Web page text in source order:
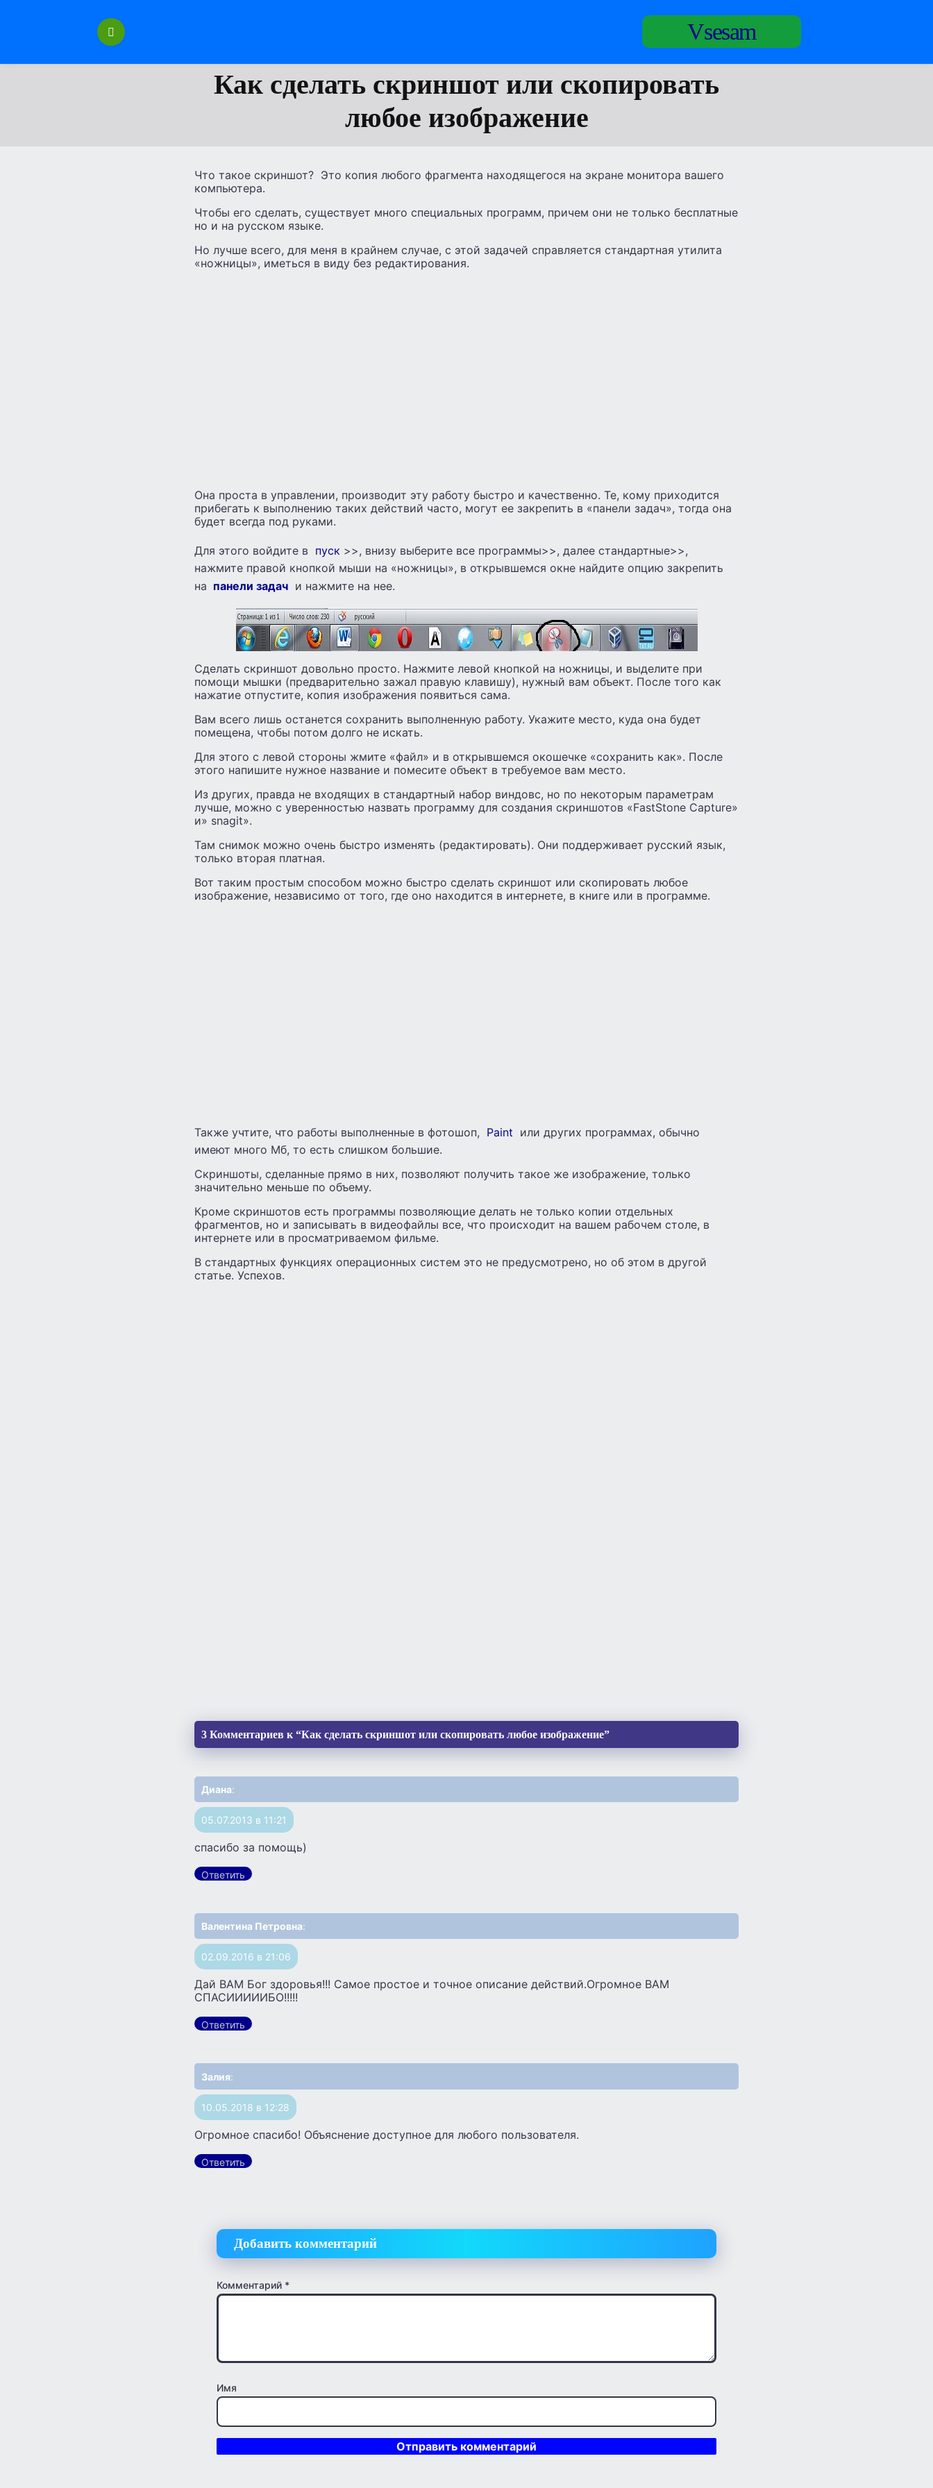
Vsesam
Как сделать скриншот или скопировать
любое изображение
Что такое скриншот? Это копия любого фрагмента находящегося на экране монитора вашего
компьютера.
Чтобы его сделать, существует много специальных программ, причем они не только бесплатные
но и на русском языке.
Но лучше всего, для меня в крайнем случае, с этой задачей справляется стандартная утилита
«ножницы», иметься в виду без редактирования.
Она проста в управлении, производит эту работу быстро и качественно. Те, кому приходится
прибегать к выполнению таких действий часто, могут ее закрепить в «панели задач», тогда она
будет всегда под руками.
Для этого войдите в пуск >>, внизу выберите все программы>>, далее стандартные>>,
нажмите правой кнопкой мыши на «ножницы», в открывшемся окне найдите опцию закрепить
на панели задач и нажмите на нее.
Сделать скриншот довольно просто. Нажмите левой кнопкой на ножницы, и выделите при
помощи мышки (предварительно зажал правую клавишу), нужный вам объект. После того как
нажатие отпустите, копия изображения появиться сама.
Вам всего лишь останется сохранить выполненную работу. Укажите место, куда она будет
помещена, чтобы потом долго не искать.
Для этого с левой стороны жмите «файл» и в открывшемся окошечке «сохранить как». После
этого напишите нужное название и помесите объект в требуемое вам место.
Из других, правда не входящих в стандартный набор виндовс, но по некоторым параметрам
лучше, можно с уверенностью назвать программу для создания скриншотов «FastStone Capture»
и» snagit».
Там снимок можно очень быстро изменять (редактировать). Они поддерживает русский язык,
только вторая платная.
Вот таким простым способом можно быстро сделать скриншот или скопировать любое
изображение, независимо от того, где оно находится в интернете, в книге или в программе.
Также учтите, что работы выполненные в фотошоп, Paint или других программах, обычно
имеют много Мб, то есть слишком большие.
Скриншоты, сделанные прямо в них, позволяют получить такое же изображение, только
значительно меньше по объему.
Кроме скриншотов есть программы позволяющие делать не только копии отдельных
фрагментов, но и записывать в видеофайлы все, что происходит на вашем рабочем столе, в
интернете или в просматриваемом фильме.
В стандартных функциях операционных систем это не предусмотрено, но об этом в другой
статье. Успехов.
3 Комментариев к “Как сделать скриншот или скопировать любое изображение”
Диана:
05.07.2013 в 11:21
спасибо за помощь)
Ответить
Валентина Петровна:
02.09.2016 в 21:06
Дай ВАМ Бог здоровья!!! Самое простое и точное описание действий.Огромное ВАМ
СПАСИИИИИБО!!!!!
Ответить
Залия:
10.05.2018 в 12:28
Огромное спасибо! Объяснение доступное для любого пользователя.
Ответить
Добавить комментарий
Комментарий *
Имя